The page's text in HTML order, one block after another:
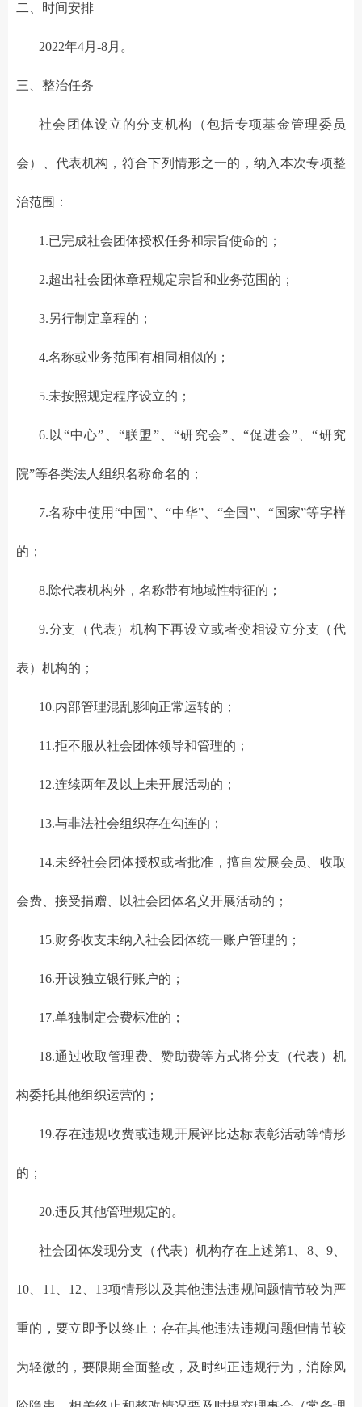
二、时间安排
2022年4月-8月。
三、整治任务
社会团体设立的分支机构（包括专项基金管理委员
会）、代表机构，符合下列情形之一的，纳入本次专项整
治范围：
1.已完成社会团体授权任务和宗旨使命的；
2.超出社会团体章程规定宗旨和业务范围的；
3.另行制定章程的；
4.名称或业务范围有相同相似的；
5.未按照规定程序设立的；
6.以“中心”、“联盟”、“研究会”、“促进会”、“研究
院”等各类法人组织名称命名的；
7.名称中使用“中国”、“中华”、“全国”、“国家”等字样
的；
8.除代表机构外，名称带有地域性特征的；
9.分支（代表）机构下再设立或者变相设立分支（代
表）机构的；
10.内部管理混乱影响正常运转的；
11.拒不服从社会团体领导和管理的；
12.连续两年及以上未开展活动的；
13.与非法社会组织存在勾连的；
14.未经社会团体授权或者批准，擅自发展会员、收取
会费、接受捐赠、以社会团体名义开展活动的；
15.财务收支未纳入社会团体统一账户管理的；
16.开设独立银行账户的；
17.单独制定会费标准的；
18.通过收取管理费、赞助费等方式将分支（代表）机
构委托其他组织运营的；
19.存在违规收费或违规开展评比达标表彰活动等情形
的；
20.违反其他管理规定的。
社会团体发现分支（代表）机构存在上述第1、8、9、
10、11、12、13项情形以及其他违法违规问题情节较为严
重的，要立即予以终止；存在其他违法违规问题但情节较
为轻微的，要限期全面整改，及时纠正违规行为，消除风